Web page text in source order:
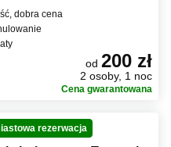
dobra cena
od 200 zł
2 osoby, 1 noc
Cena gwarantowana
rezerwacja